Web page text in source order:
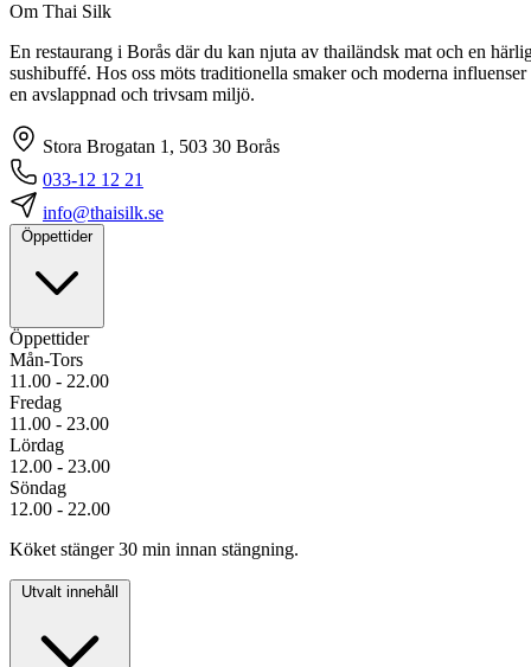
Om Thai Silk
En restaurang i Borås där du kan njuta av thailändsk mat och en
sushibuffé. Hos oss möts traditionella smaker och moderna influenser
en avslappnad och trivsam miljö.
Stora Brogatan 1, 503 30 Borås
033-12 12 21
info@thaisilk.se
Öppettider
Öppettider
Mån-Tors
11.00 - 22.00
Fredag
11.00 - 23.00
Lördag
12.00 - 23.00
Söndag
12.00 - 22.00
Köket stänger 30 min innan stängning.
Utvalt innehåll